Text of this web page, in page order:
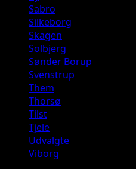
Sabro
Silkeborg
Skagen
Solbjerg
Sønder Borup
Svenstrup
Them
Thorsø
Tilst
Tjele
Udvalgte
Viborg